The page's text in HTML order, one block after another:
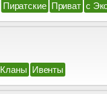
Пиратские Приват с
Кланы Ивенты